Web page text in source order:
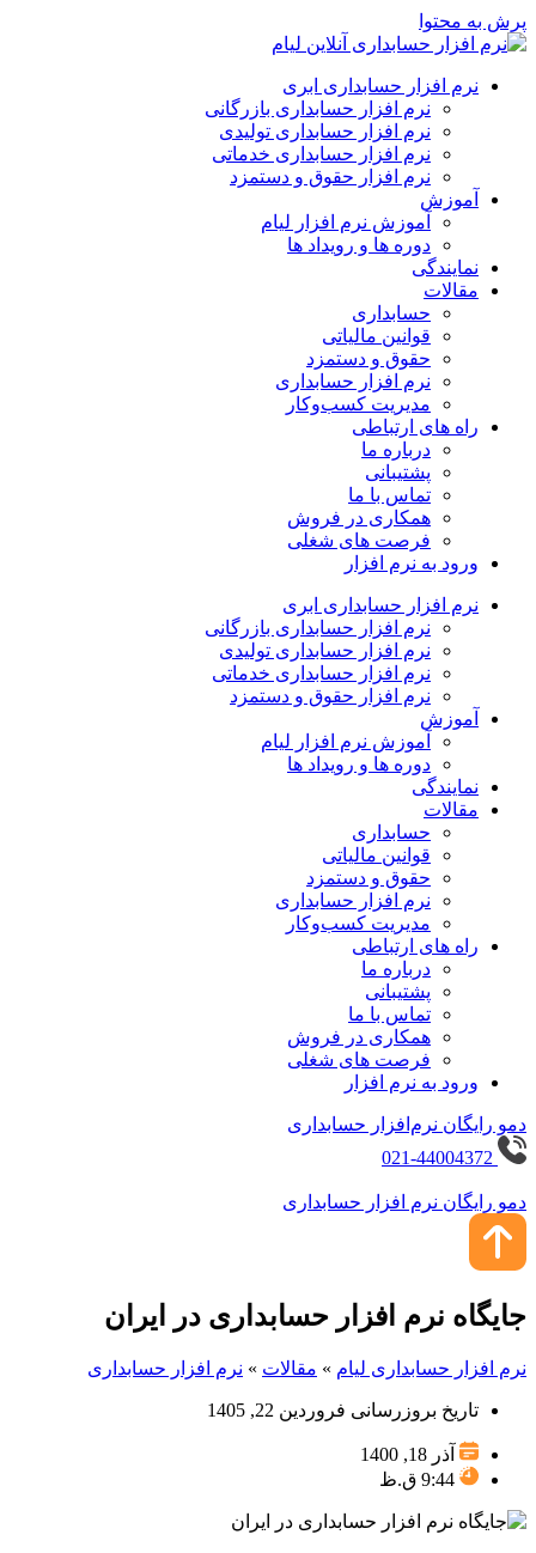
پرش به محتوا
نرم افزار حسابداری ابری
نرم افزار حسابداری بازرگانی
نرم افزار حسابداری تولیدی
نرم افزار حسابداری خدماتی
نرم افزار حقوق و دستمزد
آموزش
آموزش نرم افزار لیام
دوره ها و رویداد ها
نمایندگی
مقالات
حسابداری
قوانین مالیاتی
حقوق و دستمزد
نرم افزار حسابداری
مدیریت کسب‌وکار
راه های ارتباطی
درباره ما
پشتیبانی
تماس با ما
همکاری در فروش
فرصت های شغلی
ورود به نرم افزار
نرم افزار حسابداری ابری
نرم افزار حسابداری بازرگانی
نرم افزار حسابداری تولیدی
نرم افزار حسابداری خدماتی
نرم افزار حقوق و دستمزد
آموزش
آموزش نرم افزار لیام
دوره ها و رویداد ها
نمایندگی
مقالات
حسابداری
قوانین مالیاتی
حقوق و دستمزد
نرم افزار حسابداری
مدیریت کسب‌وکار
راه های ارتباطی
درباره ما
پشتیبانی
تماس با ما
همکاری در فروش
فرصت های شغلی
ورود به نرم افزار
دمو رایگان نرم‌افزار حسابداری
021-44004372
دمو رایگان نرم افزار حسابداری
جایگاه نرم افزار حسابداری در ایران
نرم افزار حسابداری لیام » مقالات » نرم افزار حسابداری
تاریخ بروزرسانی فروردین 22, 1405
آذر 18, 1400
9:44 ق.ظ